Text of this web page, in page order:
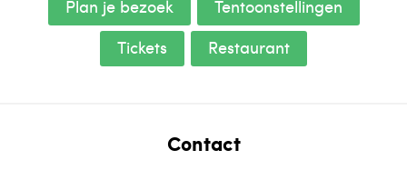
Plan je bezoek
Tentoonstellingen
Tickets
Restaurant
Contact